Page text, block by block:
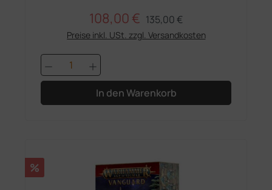
Verkaufspreis:
108,00 € Regulärer Preis:
135,00 €
Preise inkl. USt. zzgl. Versandkosten
Produkt Anzahl: Gib den
In den Warenkorb
Rabatt
%